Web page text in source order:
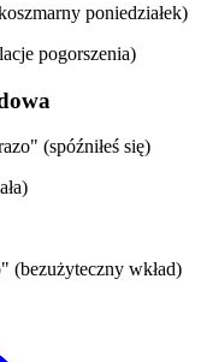
poniedziałek)
pogorszenia)
(spóźniłeś się)
(bezużyteczny wkład)